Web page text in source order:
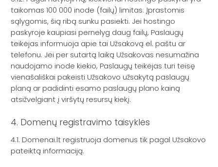
taikomas 100 000 inode (failų) limitas. Įprastomis
sąlygomis, šią ribą sunku pasiekti. Jei hostingo
paskyroje kaupiasi pernelyg daug failų, Paslaugų
teikėjas informuoja apie tai Užsakovą el. paštu ar
telefonu. Jei per sutartą laiką Užsakovas nesumažina
naudojamo inode kiekio, Paslaugų teikėjas turi teisę
vienašališkai pakeisti Užsakovo užsakytą paslaugų
planą ar padidinti esamo paslaugų plano kainą
atsižvelgiant į viršytų resursų kiekį.
4. Domenų registravimo taisyklės
4.1. Domenai.lt registruoja domenus tik pagal Užsakovo
pateiktą informaciją.